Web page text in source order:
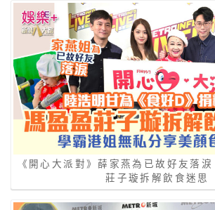
《開心大派對》薛家燕為已故好友落
莊子璇拆解飲食迷思